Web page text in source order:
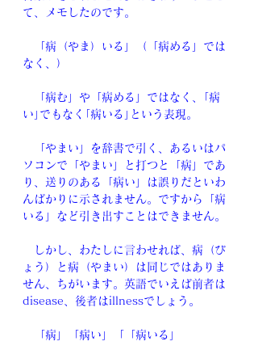
て、メモしたのです。
「病（やま）いる」（「病める」では
なく、）
「病む」や「病める」ではなく、｢病
い｣でもなく｢病いる｣という表現。
「やまい」を辞書で引く、あるいはパ
ソコンで「やまい」と打つと「病」であ
り、送りのある「病い」は誤りだといわ
んばかりに示されません。ですから「病
いる」など引き出すことはできません。
しかし、わたしに言わせれば、病（び
ょう）と病（やまい）は同じではありま
せん、ちがいます。英語でいえば前者は
disease、後者はillnessでしょう。
「病」「病い」「「病いる」